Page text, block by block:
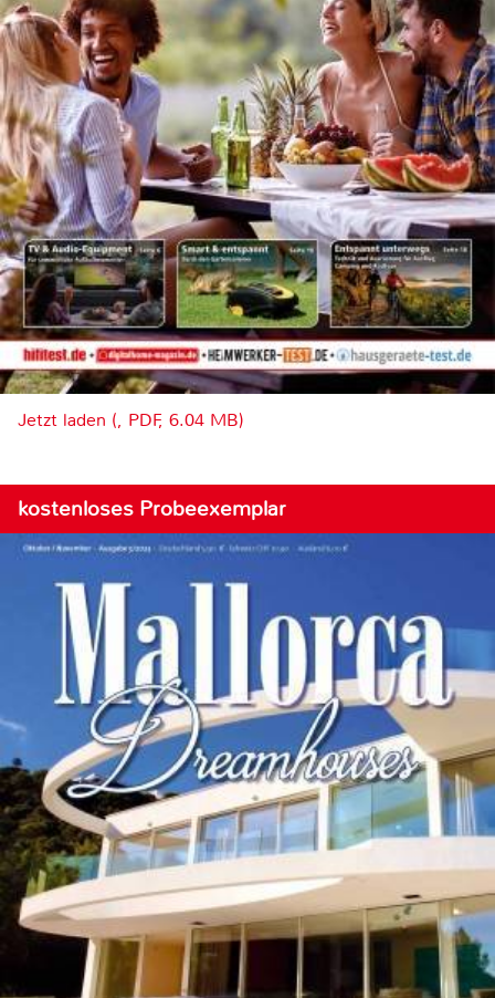
Jetzt laden (, PDF, 6.04 MB)
kostenloses Probeexemplar